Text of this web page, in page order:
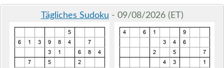
Tägliches Sudoku - 09/08/2026 (ET)